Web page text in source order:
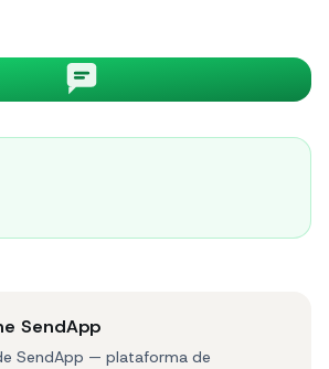
SendApp
SendApp — plataforma de